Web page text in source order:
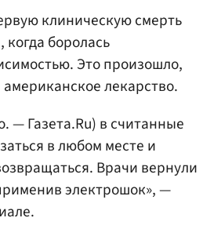
клиническую смерть
боролась
Это произошло,
лекарство.
— Газета.Ru) в считанные
в любом месте и
Врачи вернули
электрошок», —